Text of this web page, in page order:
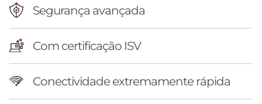
Segurança avançada
Com certificação ISV
Conectividade extremamente rápida